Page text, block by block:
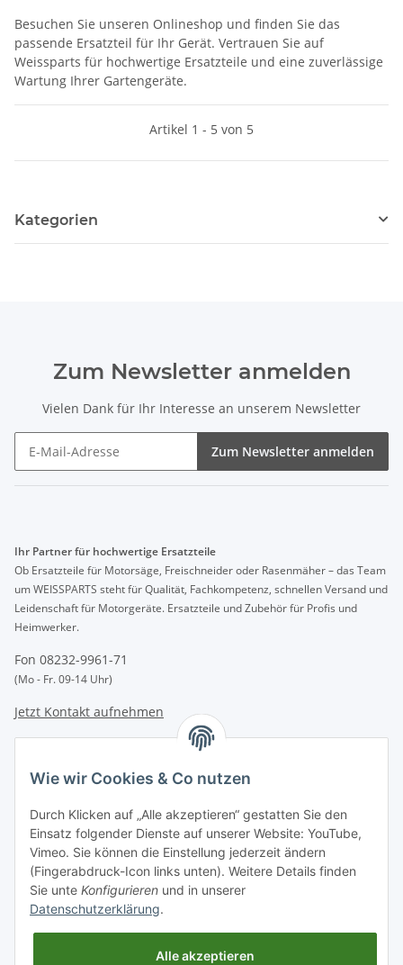
Besuchen Sie unseren Onlineshop und finden Sie das
passende Ersatzteil für Ihr Gerät. Vertrauen Sie auf
Weissparts für hochwertige Ersatzteile und eine zuverlässige
Wartung Ihrer Gartengeräte.
Artikel 1 - 5 von 5
Kategorien
Zum Newsletter anmelden
Vielen Dank für Ihr Interesse an unserem Newsletter
Zum Newsletter anmelden
Ihr Partner für hochwertige Ersatzteile
Ob Ersatzteile für Motorsäge, Freischneider oder Rasenmäher – das Team
um WEISSPARTS steht für Qualität, Fachkompetenz, schnellen Versand und
Leidenschaft für Motorgeräte. Ersatzteile und Zubehör für Profis und
Heimwerker.
Fon 08232-9961-71
(Mo - Fr. 09-14 Uhr)
Jetzt Kontakt aufnehmen
Zahlungsarten
BAR | ÜBERWEISUNG | PAYPAL
Versandpartner
DHL | GLS | DPD | HERMES | POST
Wie wir Cookies & Co nutzen
Durch Klicken auf „Alle akzeptieren“ gestatten Sie den
Einsatz folgender Dienste auf unserer Website: YouTube,
Vimeo. Sie können die Einstellung jederzeit ändern
(Fingerabdruck-Icon links unten). Weitere Details finden
Sie unte Konfigurieren und in unserer
Datenschutzerklärung.
Alle akzeptieren